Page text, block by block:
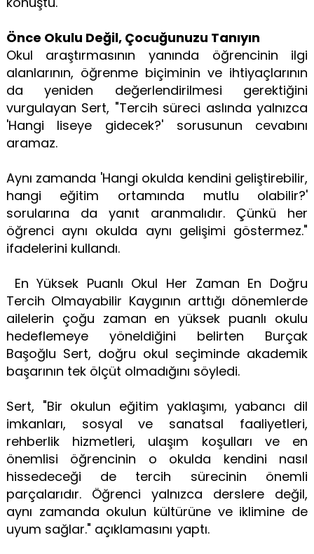
Önce Okulu Değil, Çocuğunuzu Tanıyın
Okul araştırmasının yanında öğrencinin ilgi
alanlarının, öğrenme biçiminin ve ihtiyaçlarının
da yeniden değerlendirilmesi gerektiğini
vurgulayan Sert, "Tercih süreci aslında yalnızca
'Hangi liseye gidecek?' sorusunun cevabını
aramaz.
Aynı zamanda 'Hangi okulda kendini geliştirebilir,
hangi eğitim ortamında mutlu olabilir?'
sorularına da yanıt aranmalıdır. Çünkü her
öğrenci aynı okulda aynı gelişimi göstermez."
ifadelerini kullandı.
En Yüksek Puanlı Okul Her Zaman En Doğru
Tercih Olmayabilir Kaygının arttığı dönemlerde
ailelerin çoğu zaman en yüksek puanlı okulu
hedeflemeye yöneldiğini belirten Burçak
Başoğlu Sert, doğru okul seçiminde akademik
başarının tek ölçüt olmadığını söyledi.
Sert, "Bir okulun eğitim yaklaşımı, yabancı dil
imkanları, sosyal ve sanatsal faaliyetleri,
rehberlik hizmetleri, ulaşım koşulları ve en
önemlisi öğrencinin o okulda kendini nasıl
hissedeceği de tercih sürecinin önemli
parçalarıdır. Öğrenci yalnızca derslere değil,
aynı zamanda okulun kültürüne ve iklimine de
uyum sağlar." açıklamasını yaptı.